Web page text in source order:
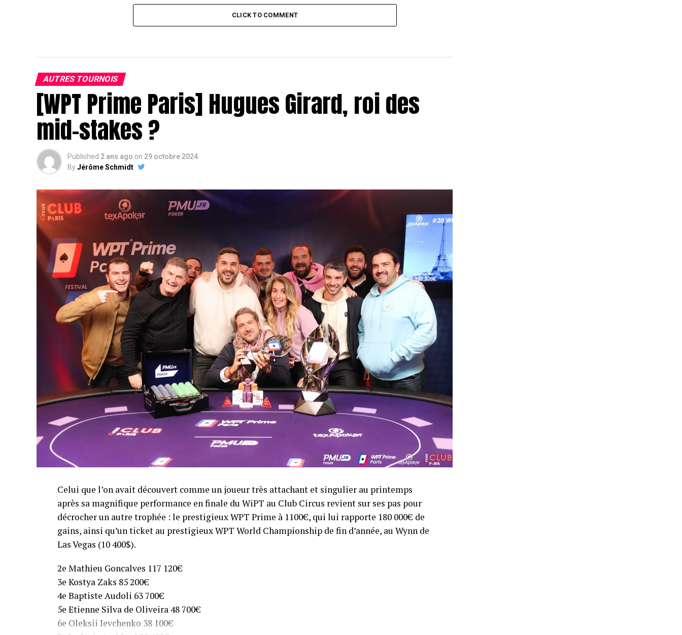
CLICK TO COMMENT
AUTRES TOURNOIS
[WPT Prime Paris] Hugues Girard, roi des
mid-stakes ?
Published 2 ans ago on 29 octobre 2024
ByJérôme Schmidt
Celui que l’on avait découvert comme un joueur très attachant et singulier au printemps
après sa magnifique performance en finale du WiPT au Club Circus revient sur ses pas pour
décrocher un autre trophée : le prestigieux WPT Prime à 1100€, qui lui rapporte 180 000€ de
gains, ainsi qu’un ticket au prestigieux WPT World Championship de fin d’année, au Wynn de
Las Vegas (10 400$).
2e Mathieu Goncalves 117 120€
3e Kostya Zaks 85 200€
4e Baptiste Audoli 63 700€
5e Etienne Silva de Oliveira 48 700€
6e Oleksii Ievchenko 38 100€